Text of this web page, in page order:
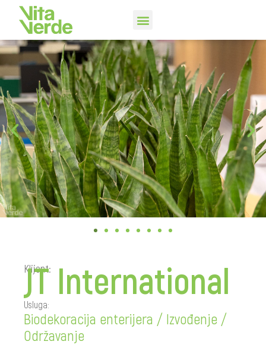
Klijent:
JT International
Usluga:
Biodekoracija enterijera / Izvođenje /
Održavanje